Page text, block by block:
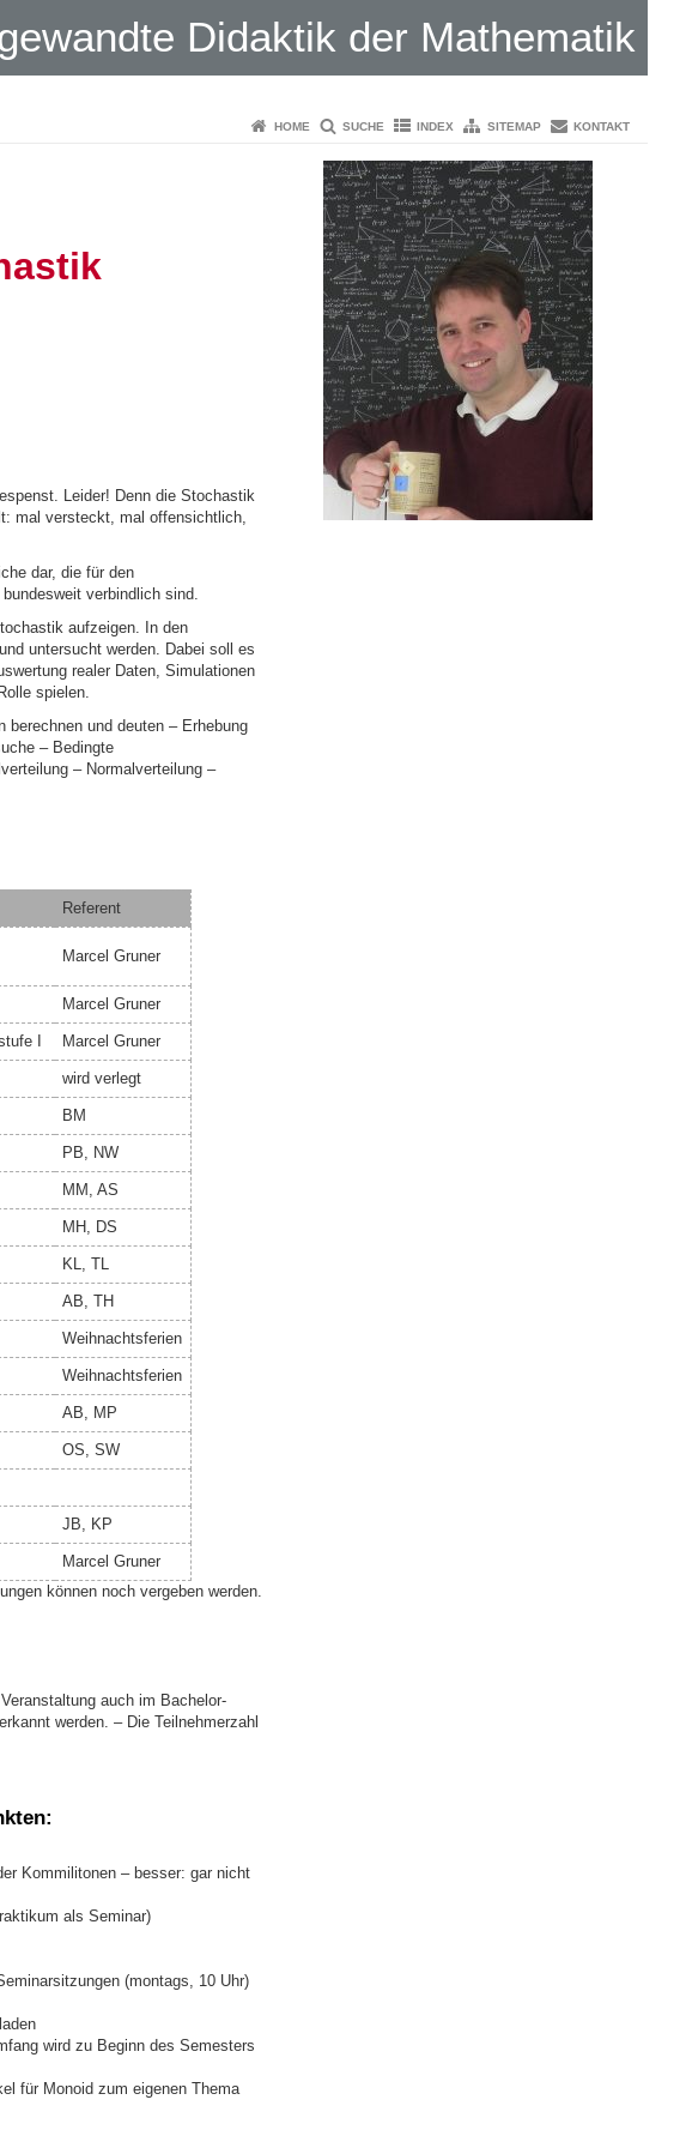
Didaktik der Mathematik
HOME SUCHE INDEX SITEMAP KONTAKT
Leider! Denn die Stochastik
mal versteckt, mal offensichtlich,
dar, die für den
verbindlich sind.
aufzeigen. In den
untersucht werden. Dabei soll es
realer Daten, Simulationen
spielen.
und deuten – Erhebung
– Bedingte
– Normalverteilung –
Referent
Marcel Gruner
Marcel Gruner
I Marcel Gruner
wird verlegt
BM
PB, NW
MM, AS
MH, DS
KL, TL
AB, TH
Weihnachtsferien
Weihnachtsferien
AB, MP
OS, SW
JB, KP
Marcel Gruner
können noch vergeben werden.
auch im Bachelor-
werden. – Die Teilnehmerzahl
Kommilitonen – besser: gar nicht
als Seminar)
(montags, 10 Uhr)
wird zu Beginn des Semesters
für Monoid zum eigenen Thema